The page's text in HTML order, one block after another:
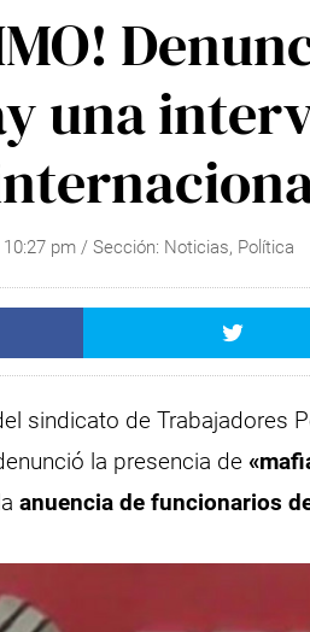
una
10:27 pm/ Sección: Noticias, Política
sindicato de Trabajadores
la presencia de
anuencia de funcionarios